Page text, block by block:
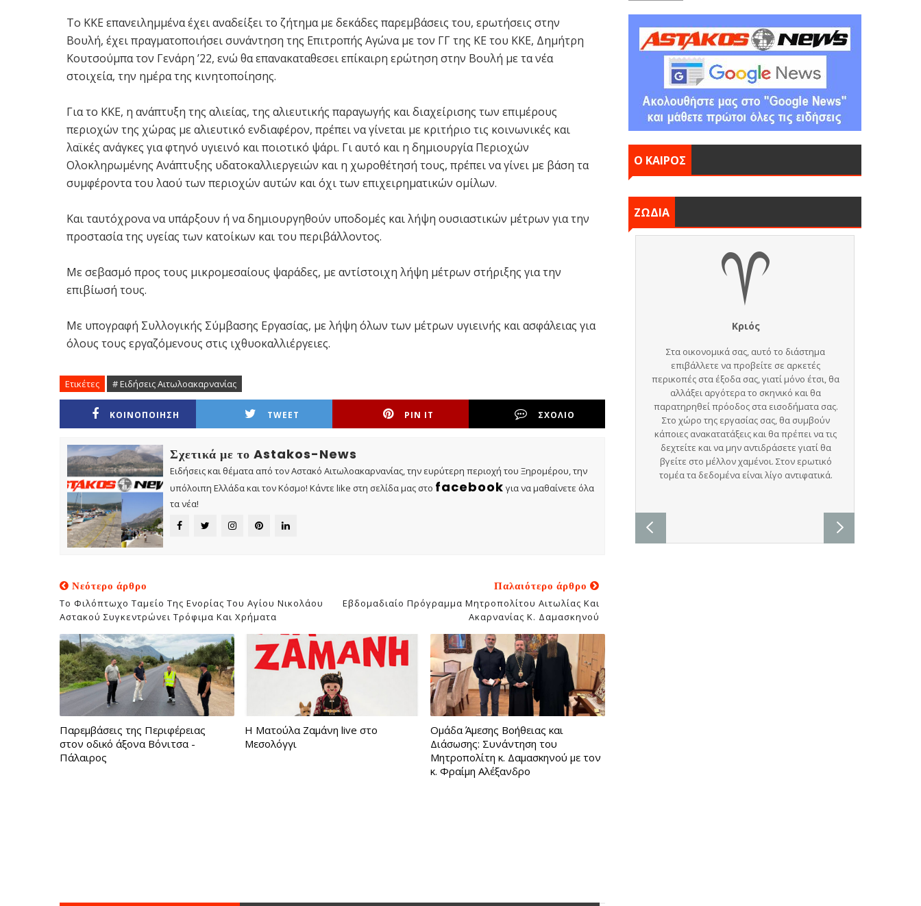
Το ΚΚΕ επανειλημμένα έχει αναδείξει το ζήτημα με δεκάδες παρεμβάσεις του, ερωτήσεις στην
Βουλή, έχει πραγματοποιήσει συνάντηση της Επιτροπής Αγώνα με τον ΓΓ της ΚΕ του ΚΚΕ, Δημήτρη
Κουτσούμπα τον Γενάρη ’22, ενώ θα επανακαταθεσει επίκαιρη ερώτηση στην Βουλή με τα νέα
στοιχεία, την ημέρα της κινητοποίησης.
Για το ΚΚΕ, η ανάπτυξη της αλιείας, της αλιευτικής παραγωγής και διαχείρισης των επιμέρους
περιοχών της χώρας με αλιευτικό ενδιαφέρον, πρέπει να γίνεται με κριτήριο τις κοινωνικές και
λαϊκές ανάγκες για φτηνό υγιεινό και ποιοτικό ψάρι. Γι αυτό και η δημιουργία Περιοχών
Ολοκληρωμένης Ανάπτυξης υδατοκαλλιεργειών και η χωροθέτησή τους, πρέπει να γίνει με βάση τα
συμφέροντα του λαού των περιοχών αυτών και όχι των επιχειρηματικών ομίλων.
Και ταυτόχρονα να υπάρξουν ή να δημιουργηθούν υποδομές και λήψη ουσιαστικών μέτρων για την
προστασία της υγείας των κατοίκων και του περιβάλλοντος.
Με σεβασμό προς τους μικρομεσαίους ψαράδες, με αντίστοιχη λήψη μέτρων στήριξης για την
επιβίωσή τους.
Με υπογραφή Συλλογικής Σύμβασης Εργασίας, με λήψη όλων των μέτρων υγιεινής και ασφάλειας για
όλους τους εργαζόμενους στις ιχθυοκαλλιέργειες.
Ετικέτες # Ειδήσεις Αιτωλοακαρνανίας
ΚΟΙΝΟΠΟΙΗΣΗ TWEET PIN IT ΣΧΟΛΙΟ
Σχετικά με το Astakos-News
Ειδήσεις και θέματα από τον Αστακό Αιτωλοακαρνανίας, την ευρύτερη περιοχή του Ξηρομέρου, την
υπόλοιπη Ελλάδα και τον Κόσμο! Κάντε like στη σελίδα μας στο facebook για να μαθαίνετε όλα
τα νέα!
Νεότερο άρθρο
Το Φιλόπτωχο Ταμείο Της Ενορίας Του Αγίου Νικολάου
Αστακού Συγκεντρώνει Τρόφιμα Και Χρήματα
Παλαιότερο άρθρο
Εβδομαδιαίο Πρόγραμμα Μητροπολίτου Αιτωλίας Και
Ακαρνανίας Κ. Δαμασκηνού
Παρεμβάσεις της Περιφέρειας
στον οδικό άξονα Βόνιτσα -
Πάλαιρος
Η Ματούλα Ζαμάνη live στο
Μεσολόγγι
Ομάδα Άμεσης Βοήθειας και
Διάσωσης: Συνάντηση του
Μητροπολίτη κ. Δαμασκηνού με τον
κ. Φραίμη Αλέξανδρο
Ο ΚΑΙΡΟΣ
ΖΩΔΙΑ